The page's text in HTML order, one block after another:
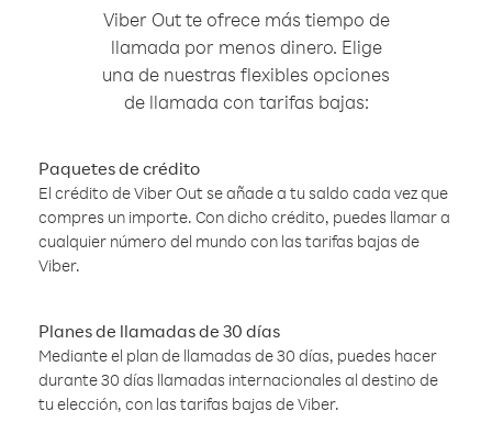
Viber Out te ofrece más tiempo de
llamada por menos dinero. Elige
una de nuestras flexibles opciones
de llamada con tarifas bajas:
Paquetes de crédito
El crédito de Viber Out se añade a tu saldo cada vez que
compres un importe. Con dicho crédito, puedes llamar a
cualquier número del mundo con las tarifas bajas de
Viber.
Planes de llamadas de 30 días
Mediante el plan de llamadas de 30 días, puedes hacer
durante 30 días llamadas internacionales al destino de
tu elección, con las tarifas bajas de Viber.